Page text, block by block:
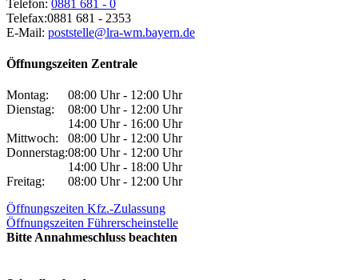
Telefon: 0881 681 - 0
Telefax:0881 681 - 2353
E-Mail: poststelle@lra-wm.bayern.de
Öffnungszeiten Zentrale
Montag:
08:00 Uhr - 12:00 Uhr
Dienstag:
08:00 Uhr - 12:00 Uhr
14:00 Uhr - 16:00 Uhr
Mittwoch:
08:00 Uhr - 12:00 Uhr
Donnerstag:08:00 Uhr - 12:00 Uhr
14:00 Uhr - 18:00 Uhr
Freitag:
08:00 Uhr - 12:00 Uhr
Öffnungszeiten Kfz.-Zulassung
Öffnungszeiten Führerscheinstelle
Bitte Annahmeschluss beachten